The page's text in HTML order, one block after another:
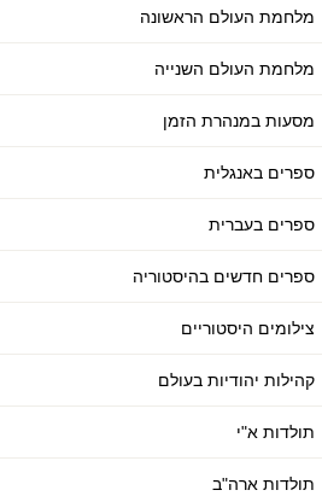
מלחמת העולם הראשונה
מלחמת העולם השנייה
מסעות במנהרת הזמן
ספרים באנגלית
ספרים בעברית
ספרים חדשים בהיסטוריה
צילומים היסטוריים
קהילות יהודיות בעולם
תולדות א"י
תולדות ארה"ב